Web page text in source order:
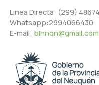
Linea Directa: (299)
Whatsapp:2994066430
E-mail: blhnqn@gmail.com